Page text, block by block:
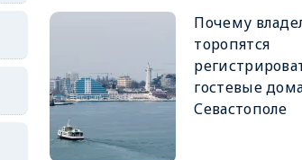
Почему
торопятся
гостевые
Севастополе